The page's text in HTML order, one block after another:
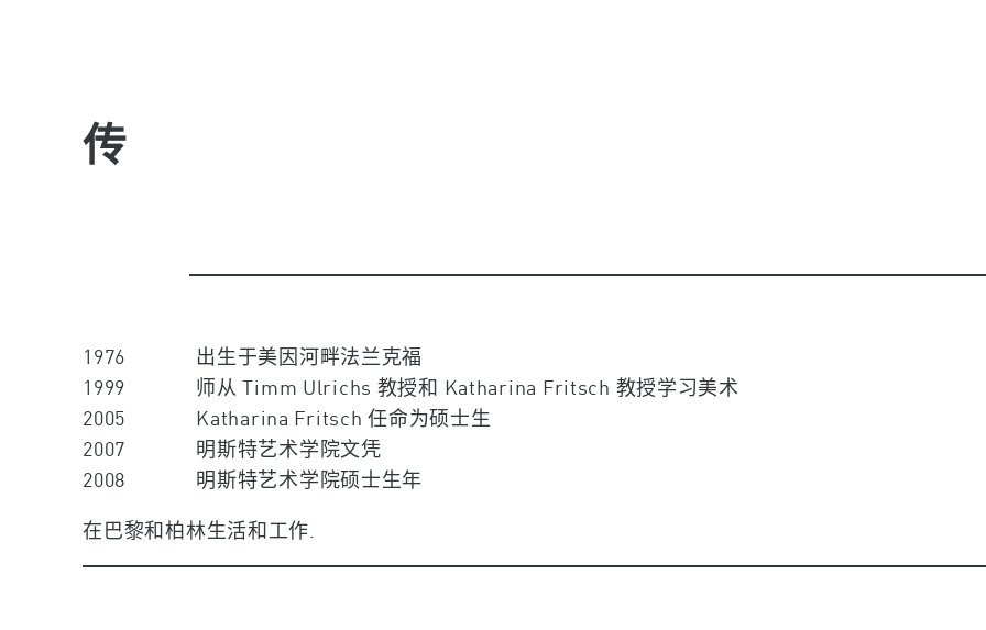
传
1976
出生于美因河畔法兰克福
1999
师从 Timm Ulrichs 教授和 Katharina Fritsch 教授学习美术
2005
Katharina Fritsch 任命为硕士生
2007
明斯特艺术学院文凭
2008
明斯特艺术学院硕士生年
在巴黎和柏林生活和工作.